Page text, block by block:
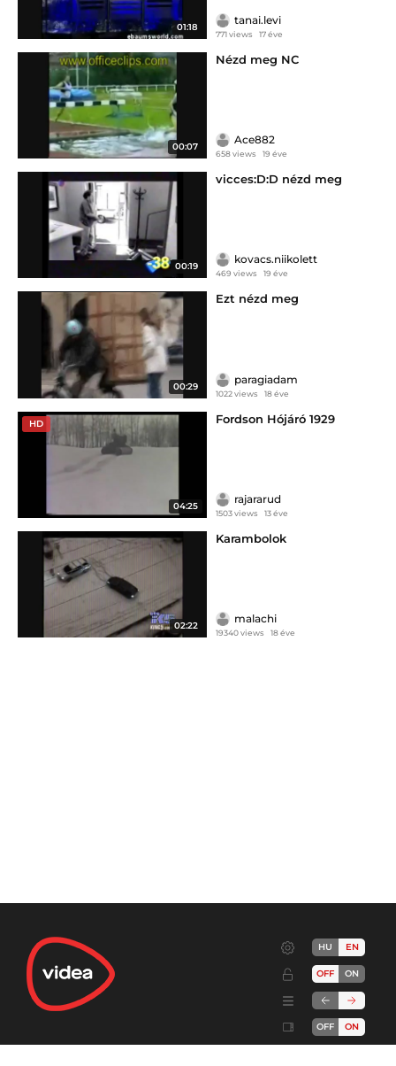
01:18
tanai.levi
771 views 17 éve
00:07
Nézd meg NC
Ace882
658 views 19 éve
00:19
vicces:D:D nézd meg
kovacs.niikolett
469 views 19 éve
00:29
Ezt nézd meg
paragiadam
1022 views 18 éve
HD
04:25
Fordson Hójáró 1929
rajararud
1503 views 13 éve
02:22
Karambolok
malachi
19340 views 18 éve
HU EN
OFF ON
OFF ON